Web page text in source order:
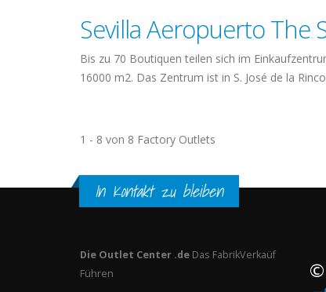
Sevilla Aeropuerto The
Bis zu 70 Boutiquen teilen sich im
16000 m2. Das Zentrum ist in S. José de la
1 - 8 von 8 Factory Outlets
In Kontakt zu bleiben
Die Outlet Center .de Das FabrikVerkaüf
Führen
©